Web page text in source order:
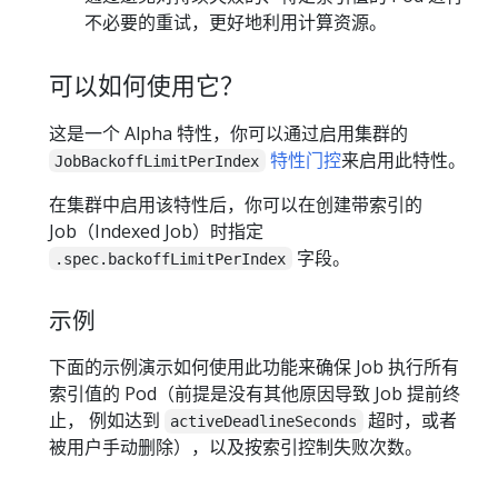
不必要的重试，更好地利用计算资源。
可以如何使用它？
这是一个 Alpha 特性，你可以通过启用集群的
JobBackoffLimitPerIndex 特性门控来启用此特性。
在集群中启用该特性后，你可以在创建带索引的
Job（Indexed Job）时指定
.spec.backoffLimitPerIndex 字段。
示例
下面的示例演示如何使用此功能来确保 Job 执行所有
索引值的 Pod（前提是没有其他原因导致 Job 提前终
止， 例如达到
activeDeadlineSeconds
超时，或者
被用户手动删除），以及按索引控制失败次数。